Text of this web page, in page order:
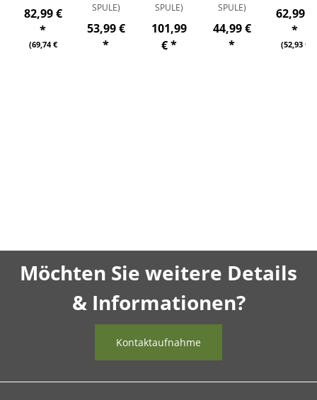
82,99 €
*
(69,74 €
SPULE)
53,99 €
*
SPULE)
101,99
€*
SPULE)
44,99 €
*
62,99 €
*
(52,93 €
Möchten Sie weitere Details
& Informationen?
Kontaktaufnahme